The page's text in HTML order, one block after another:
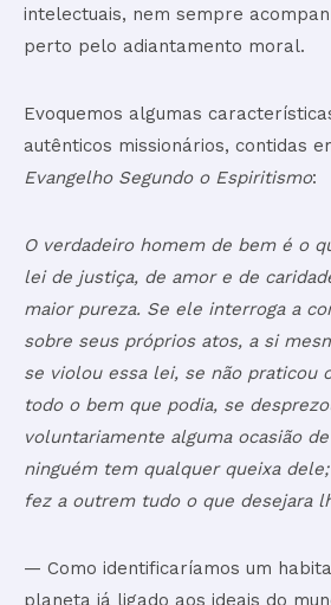
intelectuais, nem sempre
perto pelo adiantamento moral.
Evoquemos algumas
autênticos missionários, contidas
Evangelho Segundo o Espiritismo:
O verdadeiro homem de bem é o
lei de justiça, de amor e de
maior pureza. Se ele interroga a
sobre seus próprios atos, a si
se violou essa lei, se não praticou
todo o bem que podia, se
voluntariamente alguma ocasião
ninguém tem qualquer queixa
fez a outrem tudo o que desejara
— Como identificaríamos um
planeta já ligado aos ideais do